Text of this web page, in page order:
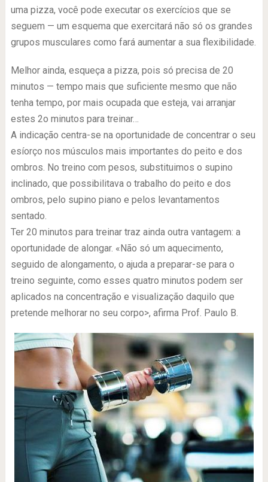
uma pizza, você pode executar os exercícios que se
seguem — um esquema que exercitará não só os grandes
grupos musculares como fará aumentar a sua flexibilidade.
Melhor ainda, esqueça a pizza, pois só precisa de 20
minutos — tempo mais que suficiente mesmo que não
tenha tempo, por mais ocupada que esteja, vai arranjar
estes 2o minutos para treinar…
A indicação centra-se na oportunidade de concentrar o seu
esíorço nos músculos mais importantes do peito e dos
ombros. No treino com pesos, substituimos o supino
inclinado, que possibilitava o trabalho do peito e dos
ombros, pelo supino piano e pelos levantamentos
sentado.
Ter 20 minutos para treinar traz ainda outra vantagem: a
oportunidade de alongar. «Não só um aquecimento,
seguido de alongamento, o ajuda a preparar-se para o
treino seguinte, como esses quatro minutos podem ser
aplicados na concentração e visualização daquilo que
pretende melhorar no seu corpo>, afirma Prof. Paulo B.